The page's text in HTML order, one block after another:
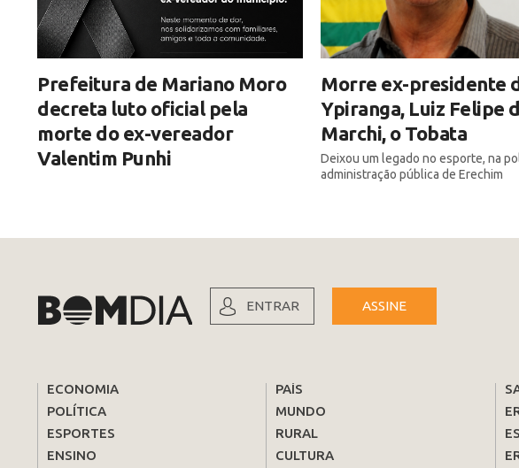
Prefeitura de Mariano Moro
decreta luto oficial pela
morte do ex-vereador
Valentim Punhi
Morre ex-presidente
Ypiranga, Luiz Felipe
Marchi, o Tobata
Deixou um legado no esporte, na
administração pública de Erechim
ENTRAR ASSINE
ECONOMIA
POLÍTICA
ESPORTES
ENSINO
PAÍS
MUNDO
RURAL
CULTURA